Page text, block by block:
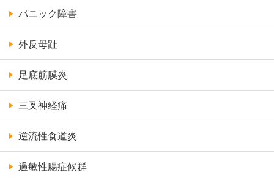
パニック障害
外反母趾
足底筋膜炎
三叉神経痛
逆流性食道炎
過敏性腸症候群